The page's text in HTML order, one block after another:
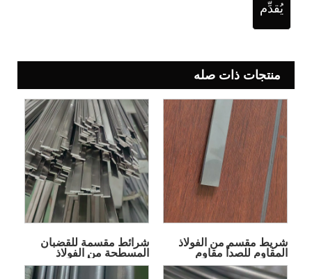
يُقدِّم
منتجات ذات صله
شرائط مقسمة للقضبان
المسطحة من الفولاذ
المقاوم للصدأ متعددة
المواصفات
شريط مقسم من الفولاذ
المقاوم للصدأ مقاوم
للاهتراء